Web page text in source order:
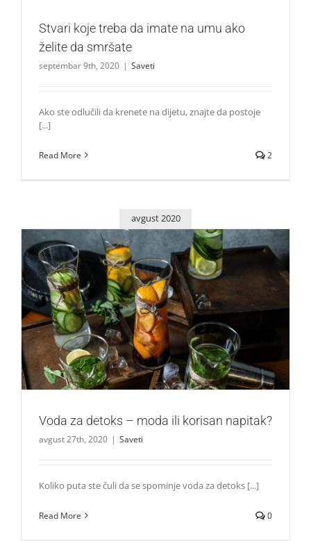
Stvari koje treba da imate na umu ako
želite da smršate
septembar 9th, 2020 | Saveti
Ako ste odlučili da krenete na dijetu, znajte da postoje
[...]
Read More 2
avgust 2020
Voda za detoks – moda ili korisan napitak?
Saveti
Voda za detoks – moda ili korisan napitak?
avgust 27th, 2020 | Saveti
Koliko puta ste čuli da se spominje voda za detoks [...]
Read More 0